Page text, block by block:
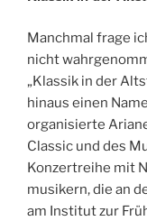
Manchmal frage
nicht
„Klassik in der
hinaus einen
organisierte
Classic und des
Konzertreihe mit
musikern, die an
am Institut zur